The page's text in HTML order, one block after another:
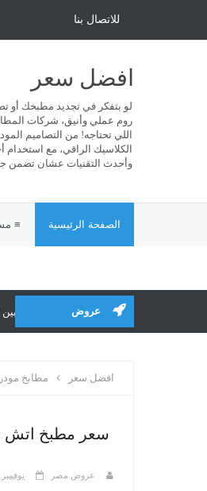
للاتصال بنا
افضل سعر
لو بتفكر في تجديد مطبخك أو
روم عملي وأنيق، شركات
اللي تحتاجه! من التصاميم
الكلاسيك الراقي، مع استخدام
وأحدث التقنيات عشان تضمن
الصفحة الرئيسية ≡
عروض
مطابخ كلاسيك تجمع بين الأصالة والأناقة من
افضل سعر مطابخ
سعر مطبخ اتش
عروض مصر نوفمبر 12, 2024